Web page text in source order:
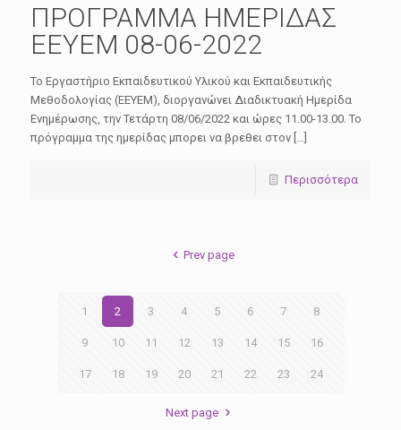
ΠΡΟΓΡΑΜΜΑ ΗΜΕΡΙΔΑΣ
ΕΕΥΕΜ 08-06-2022
Το Εργαστήριο Εκπαιδευτικού Υλικού και Εκπαιδευτικής
Μεθοδολογίας (ΕΕΥΕΜ), διοργανώνει Διαδικτυακή Ημερίδα
Ενημέρωσης, την Τετάρτη 08/06/2022 και ώρες 11.00-13.00. Το
πρόγραμμα της ημερίδας μπορει να βρεθει στον […]
Περισσότερα
Prev page
1 2 3 4 5 6 7 8
9 10 11 12 13 14 15 16
17 18 19 20 21 22 23 24
Next page